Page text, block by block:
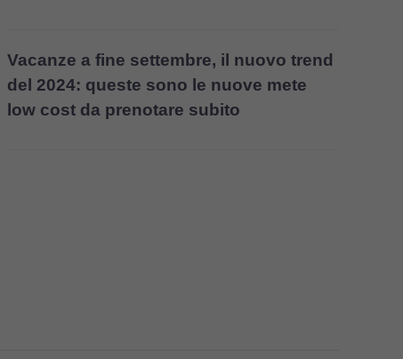
Vacanze a fine settembre, il nuovo trend
del 2024: queste sono le nuove mete
low cost da prenotare subito